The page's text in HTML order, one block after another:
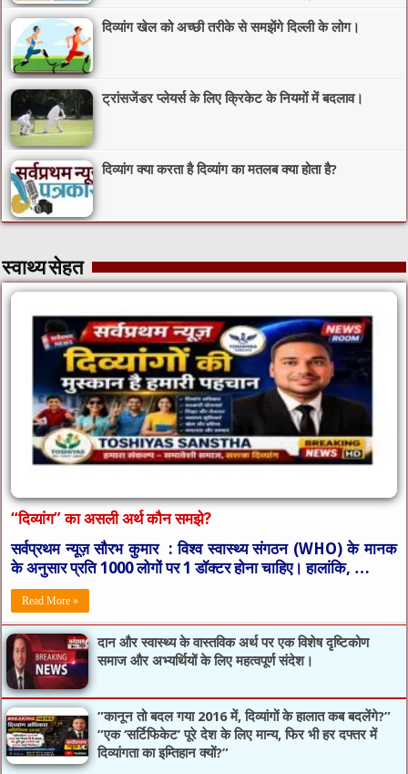
दिव्यांग खेल को अच्छी तरीके से समझेंगे दिल्ली के लोग।
ट्रांसजेंडर प्लेयर्स के लिए क्रिकेट के नियमों में बदलाव।
दिव्यांग क्या करता है दिव्यांग का मतलब क्या होता है?
स्वाथ्य सेहत
“दिव्यांग” का असली अर्थ कौन समझे?
सर्वप्रथम न्यूज़ सौरभ कुमार : विश्व स्वास्थ्य संगठन (WHO) के मानक
के अनुसार प्रति 1000 लोगों पर 1 डॉक्टर होना चाहिए। हालांकि, …
Read More »
दान और स्वास्थ्य के वास्तविक अर्थ पर एक विशेष दृष्टिकोण
समाज और अभ्यर्थियों के लिए महत्वपूर्ण संदेश।
​”कानून तो बदल गया 2016 में, दिव्यांगों के हालात कब बदलेंगे?”​
”एक ‘सर्टिफिकेट’ पूरे देश के लिए मान्य, फिर भी हर दफ्तर में
दिव्यांगता का इम्तिहान क्यों?”